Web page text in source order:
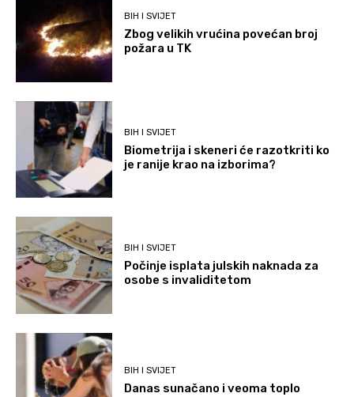
BIH I SVIJET
Zbog velikih vrućina povećan broj
požara u TK
BIH I SVIJET
Biometrija i skeneri će razotkriti ko
je ranije krao na izborima?
BIH I SVIJET
Počinje isplata julskih naknada za
osobe s invaliditetom
BIH I SVIJET
Danas sunačano i veoma toplo